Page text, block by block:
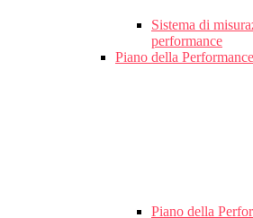
Sistema di
performance
Piano della Performance
Piano della